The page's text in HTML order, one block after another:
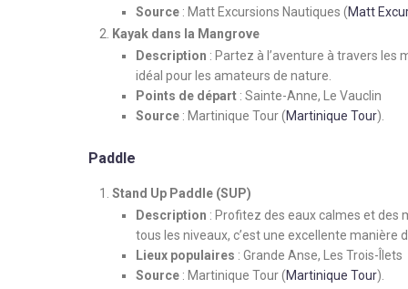
Source : Matt Excursions Nautiques​ (Matt
Kayak dans la Mangrove
Description : Partez à l’aventure à travers les
idéal pour les amateurs de nature.
Points de départ : Sainte-Anne, Le Vauclin
Source : Martinique Tour​(Martinique Tour)
Paddle
Stand Up Paddle (SUP)
Description : Profitez des eaux calmes et des
tous les niveaux, c’est une excellente manière
Lieux populaires : Grande Anse, Les Trois-Îlets
Source : Martinique Tour​(Martinique Tour)